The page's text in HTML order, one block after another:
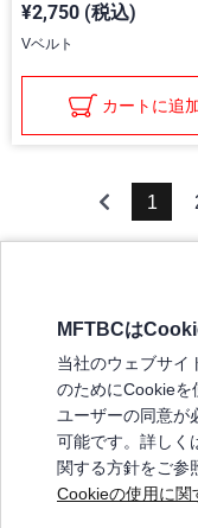
¥2,750 (税込)
Vベルト
カートに追
1
弊社の製品について
販売店リスト
よくある質問 / お問い合わせ
特定商取引法に基づく表記
MFTBCは
当社のウェブサイ
のためにCookieを
ユーザーの同意が
可能です。詳しく
関する方針をご参
Cookieの使用に関